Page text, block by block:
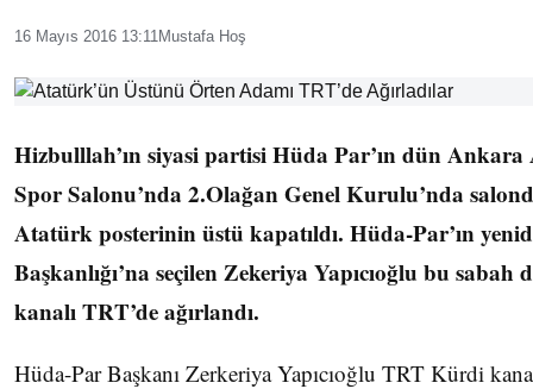
16 Mayıs 2016 13:11Mustafa Hoş
Hizbulllah’ın siyasi partisi Hüda Par’ın dün
Spor Salonu’nda 2.Olağan Genel Kurulu’nda
Atatürk posterinin üstü kapatıldı. Hüda-Par’ın
Başkanlığı’na seçilen Zekeriya Yapıcıoğlu bu sabah
kanalı TRT’de ağırlandı.
Hüda-Par Başkanı Zerkeriya Yapıcıoğlu TRT Kürdi